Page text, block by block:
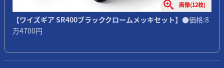
画像(12枚)
【ワイズギア SR400ブラッククロームメッキセット】 ●価格:8
万4700円